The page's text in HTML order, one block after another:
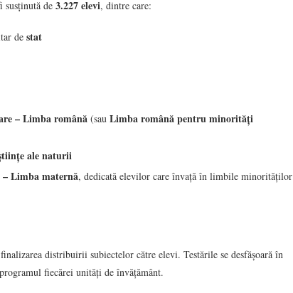
susținută de 3.227 elevi, dintre care:
de stat
– Limba română (sau Limba română pentru minorități
ale naturii
Limba maternă, dedicată elevilor care învață în limbile minorităților
distribuirii subiectelor către elevi. Testările se desfășoară în
fiecărei unități de învățământ.